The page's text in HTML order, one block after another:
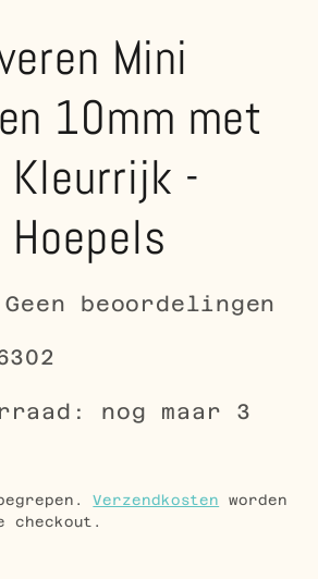
Mini
10mm met
Kleurrijk -
Geen beoordelingen
nog maar 3
Verzendkosten worden
checkout.